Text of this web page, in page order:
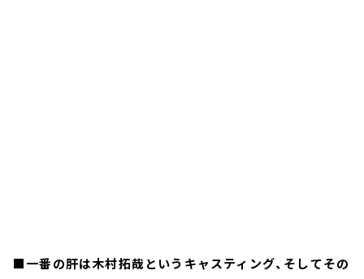
■一番の肝は木村拓哉というキャスティング、そしてその